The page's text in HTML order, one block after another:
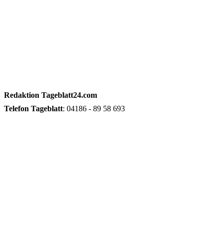
Redaktion Tageblatt24.com
Telefon Tageblatt: 04186 - 89 58 693